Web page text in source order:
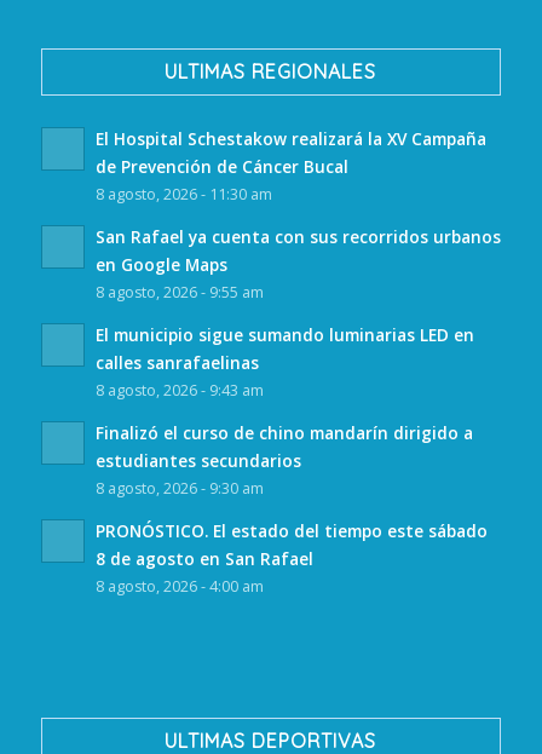
ULTIMAS REGIONALES
El Hospital Schestakow realizará la XV Campaña
de Prevención de Cáncer Bucal
8 agosto, 2026 - 11:30 am
San Rafael ya cuenta con sus recorridos urbanos
en Google Maps
8 agosto, 2026 - 9:55 am
El municipio sigue sumando luminarias LED en
calles sanrafaelinas
8 agosto, 2026 - 9:43 am
Finalizó el curso de chino mandarín dirigido a
estudiantes secundarios
8 agosto, 2026 - 9:30 am
PRONÓSTICO. El estado del tiempo este sábado
8 de agosto en San Rafael
8 agosto, 2026 - 4:00 am
ULTIMAS DEPORTIVAS